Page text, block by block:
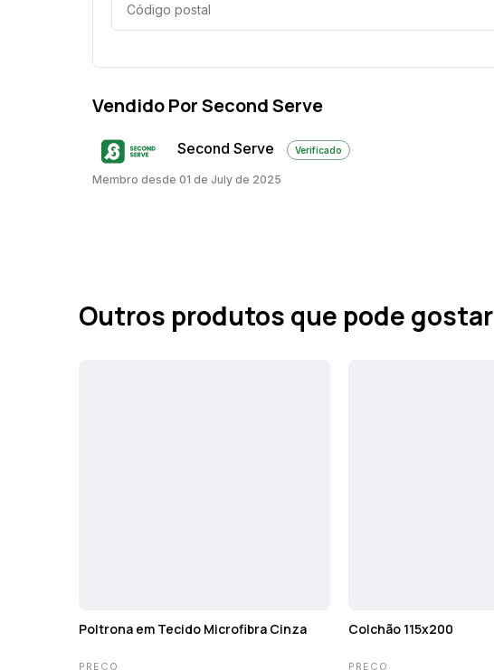
Vendido Por Second Serve
Second Serve Verificado
Membro desde 01 de July de 2025
Outros produtos que pode gostar
Poltrona em Tecido Microfibra Cinza
PREÇO
Colchão 115x200
PREÇO